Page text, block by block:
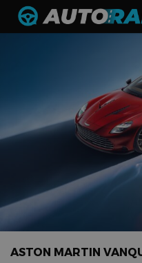
Automerken
MotorRAI.nl
ASTON MARTIN